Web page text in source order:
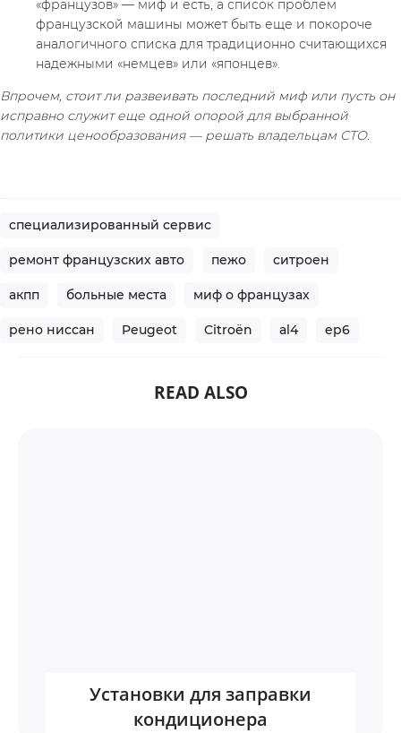
«французов» — миф и есть, а список проблем
французской машины может быть еще и покороче
аналогичного списка для традиционно считающихся
надежными «немцев» или «японцев».
Впрочем, стоит ли развеивать последний миф или пусть он
исправно служит еще одной опорой для выбранной
политики ценообразования — решать владельцам СТО.
специализированный сервис
ремонт французских авто пежо ситроен
акпп больные места миф о французах
рено ниссан Peugeot Citroёn al4 ep6
READ ALSO
Установки для заправки
кондиционера